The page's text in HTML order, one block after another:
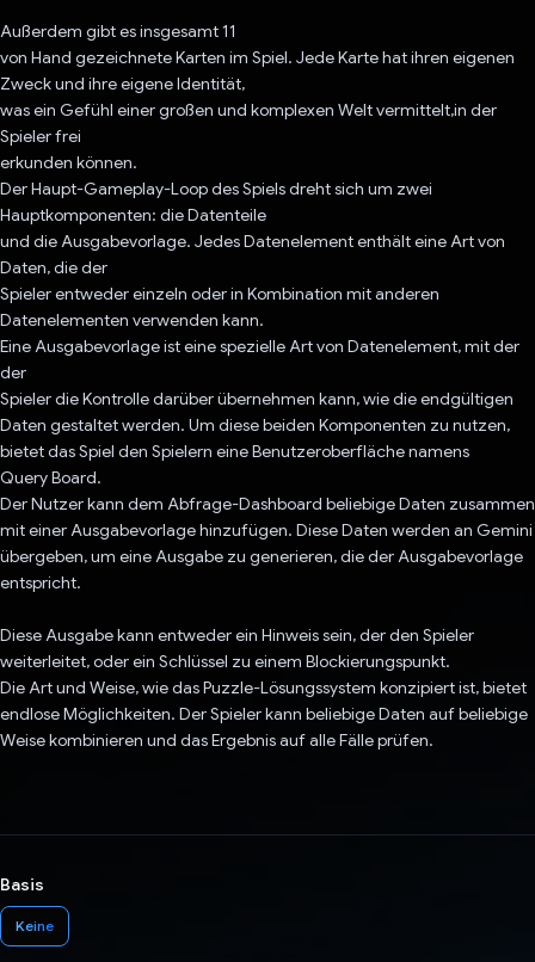
Außerdem gibt es insgesamt 11
von Hand gezeichnete Karten im Spiel. Jede Karte hat ihren eigenen
Zweck und ihre eigene Identität,
was ein Gefühl einer großen und komplexen Welt vermittelt,in der
Spieler frei
erkunden können.
Der Haupt-Gameplay-Loop des Spiels dreht sich um zwei
Hauptkomponenten: die Datenteile
und die Ausgabevorlage. Jedes Datenelement enthält eine Art von
Daten, die der
Spieler entweder einzeln oder in Kombination mit anderen
Datenelementen verwenden kann.
Eine Ausgabevorlage ist eine spezielle Art von Datenelement, mit der
der
Spieler die Kontrolle darüber übernehmen kann, wie die endgültigen
Daten gestaltet werden. Um diese beiden Komponenten zu nutzen,
bietet das Spiel den Spielern eine Benutzeroberfläche namens
Query Board.
Der Nutzer kann dem Abfrage-Dashboard beliebige Daten zusammen
mit einer Ausgabevorlage hinzufügen. Diese Daten werden an Gemini
übergeben, um eine Ausgabe zu generieren, die der Ausgabevorlage
entspricht.
Diese Ausgabe kann entweder ein Hinweis sein, der den Spieler
weiterleitet, oder ein Schlüssel zu einem Blockierungspunkt.
Die Art und Weise, wie das Puzzle-Lösungssystem konzipiert ist, bietet
endlose Möglichkeiten. Der Spieler kann beliebige Daten auf beliebige
Weise kombinieren und das Ergebnis auf alle Fälle prüfen.
Basis
Keine